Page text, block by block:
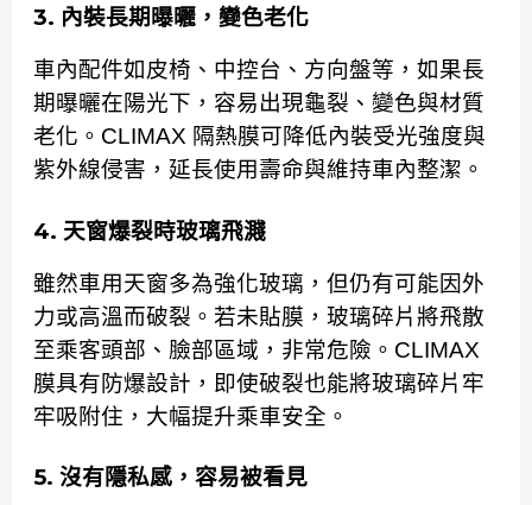
3. 內裝長期曝曬，變色老化
車內配件如皮椅、中控台、方向盤等，如果長
期曝曬在陽光下，容易出現龜裂、變色與材質
老化。CLIMAX 隔熱膜可降低內裝受光強度與
紫外線侵害，延長使用壽命與維持車內整潔。
4. 天窗爆裂時玻璃飛濺
雖然車用天窗多為強化玻璃，但仍有可能因外
力或高溫而破裂。若未貼膜，玻璃碎片將飛散
至乘客頭部、臉部區域，非常危險。CLIMAX
膜具有防爆設計，即使破裂也能將玻璃碎片牢
牢吸附住，大幅提升乘車安全。
5. 沒有隱私感，容易被看見